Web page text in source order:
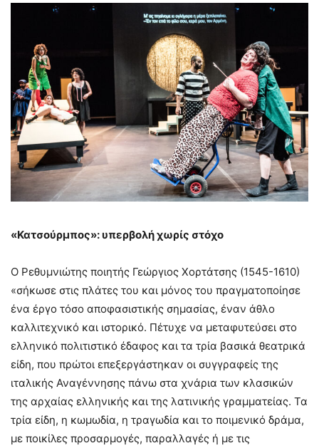
«Κατσούρμπος»: υπερβολή χωρίς στόχο
Ο Ρεθυμνιώτης ποιητής Γεώργιος Χορτάτσης (1545-1610)
«σήκωσε στις πλάτες του και μόνος του πραγματοποίησε
ένα έργο τόσο αποφασιστικής σημασίας, έναν άθλο
καλλιτεχνικό και ιστορικό. Πέτυχε να μεταφυτεύσει στο
ελληνικό πολιτιστικό έδαφος και τα τρία βασικά θεατρικά
είδη, που πρώτοι επεξεργάστηκαν οι συγγραφείς της
ιταλικής Αναγέννησης πάνω στα χνάρια των κλασικών
της αρχαίας ελληνικής και της λατινικής γραμματείας. Τα
τρία είδη, η κωμωδία, η τραγωδία και το ποιμενικό δράμα,
με ποικίλες προσαρμογές, παραλλαγές ή με τις